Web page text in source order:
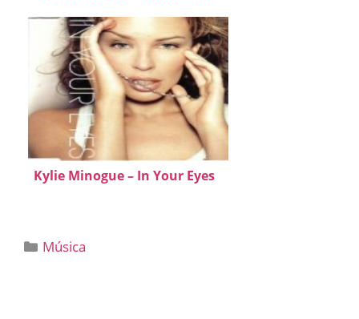
Kylie Minogue – In Your Eyes
Categorías
Música